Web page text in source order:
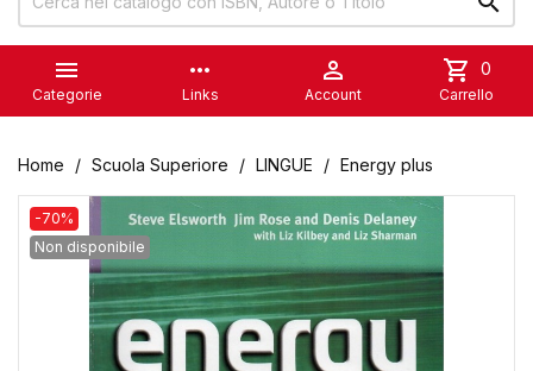

Categorie
more_horiz
Links

Account
shopping_cart 0
Carrello
Home Scuola Superiore LINGUE Energy plus
-70%
Non disponibile